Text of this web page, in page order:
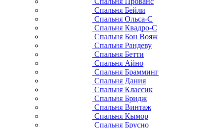
Спальня Бейли
Спальня Ольса-С
Спальня Квадро-С
Спальня Бон Вояж
Спальня Рандеву
Спальня Бетти
Спальня Айно
Спальня Брамминг
Спальня Дания
Спальня Классик
Спальня Бридж
Спальня Винтаж
Спальня Кымор
Спальня Брусно